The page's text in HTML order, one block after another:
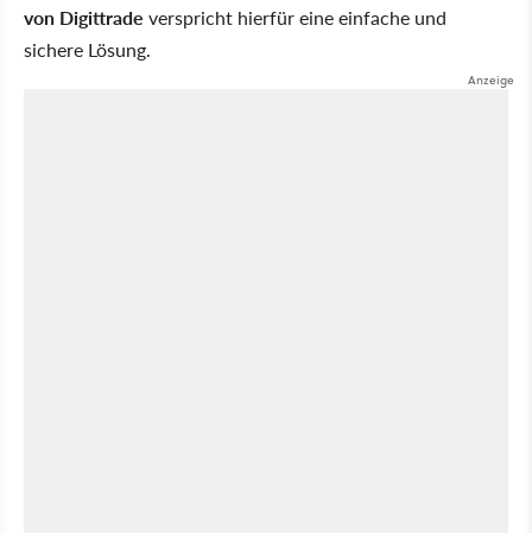
von Digittrade verspricht hierfür eine einfache und
sichere Lösung.